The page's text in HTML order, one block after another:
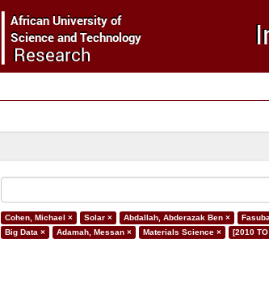
Cohen, Michael × Solar × Abdallah, Abderazak Ben ×
Big Data ×
Adamah, Messan × Materials Science × [2010